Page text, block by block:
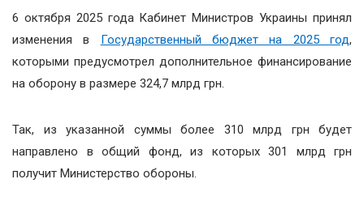
6 октября 2025 года Кабинет Министров Украины принял
изменения в Государственный бюджет на 2025 год,
которыми предусмотрел дополнительное финансирование
на оборону в размере 324,7 млрд грн.
Так, из указанной суммы более 310 млрд грн будет
направлено в общий фонд, из которых 301 млрд грн
получит Министерство обороны.